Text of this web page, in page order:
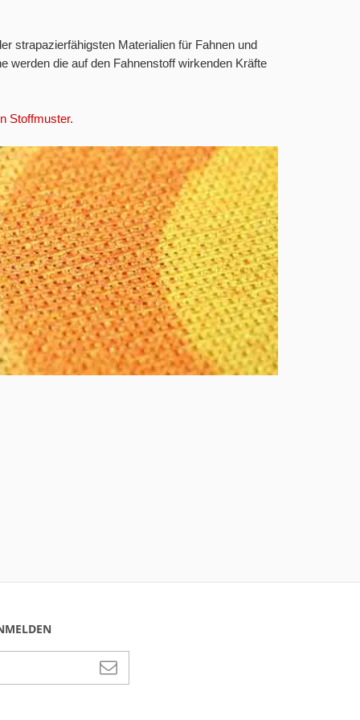
strapazierfähigsten Materialien für Fahnen und
werden die auf den Fahnenstoff wirkenden Kräfte
Stoffmuster.